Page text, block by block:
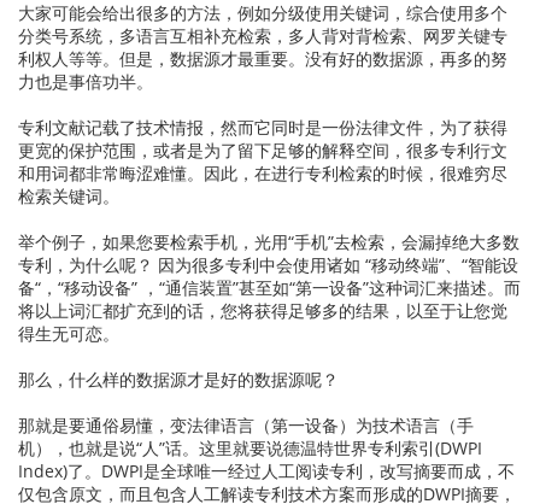
大家可能会给出很多的方法，例如分级使用关键词，综合使用多个
分类号系统，多语言互相补充检索，多人背对背检索、网罗关键专
利权人等等。但是，数据源才最重要。没有好的数据源，再多的努
力也是事倍功半。
专利文献记载了技术情报，然而它同时是一份法律文件，为了获得
更宽的保护范围，或者是为了留下足够的解释空间，很多专利行文
和用词都非常晦涩难懂。因此，在进行专利检索的时候，很难穷尽
检索关键词。
举个例子，如果您要检索手机，光用“手机”去检索，会漏掉绝大多数
专利，为什么呢？ 因为很多专利中会使用诸如 “移动终端”、“智能设
备“，“移动设备” ，“通信装置”甚至如“第一设备”这种词汇来描述。而
将以上词汇都扩充到的话，您将获得足够多的结果，以至于让您觉
得生无可恋。
那么，什么样的数据源才是好的数据源呢？
那就是要通俗易懂，变法律语言（第一设备）为技术语言（手
机），也就是说“人”话。这里就要说德温特世界专利索引(DWPI
Index)了。DWPI是全球唯一经过人工阅读专利，改写摘要而成，不
仅包含原文，而且包含人工解读专利技术方案而形成的DWPI摘要，